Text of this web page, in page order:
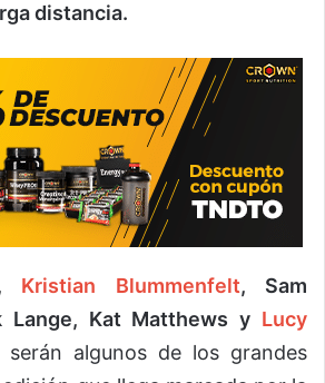
distancia.
Kristian Blummenfelt, Sam
Lange, Kat Matthews y Lucy
serán algunos de los grandes